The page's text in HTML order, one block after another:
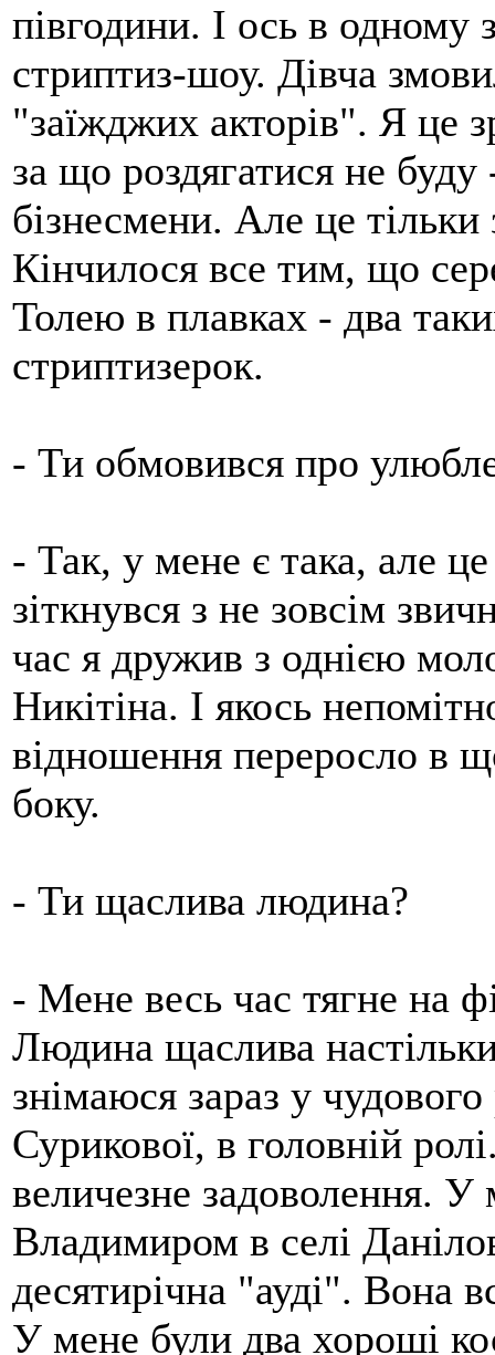
півгодини. І ось в одному
стриптиз-шоу. Дівча
"заїжджих акторів". Я це
за що роздягатися не
бізнесмени. Але це
Кінчилося все тим, що
Толею в плавках - два
стриптизерок.
- Ти обмовився про
- Так, у мене є така, але
зіткнувся з не зовсім
час я дружив з однією
Никітіна. І якось
відношення переросло в
боку.
- Ти щаслива людина?
- Мене весь час тягне на
Людина щаслива
знімаюся зараз у
Сурикової, в головній
величезне задоволення. У
Владимиром в селі
десятирічна "ауді". Вона
У мене були два хороші